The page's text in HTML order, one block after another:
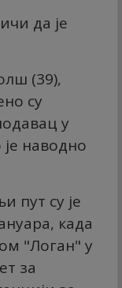
да је
(39),
су
у
наводно
пут су је
када
"Логан" у
за